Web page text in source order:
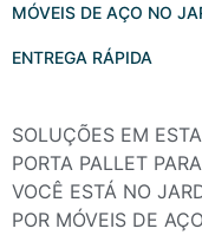
MÓVEIS DE AÇO NO
ENTREGA RÁPIDA
SOLUÇÕES EM
PORTA PALLET
VOCÊ ESTÁ NO
POR MÓVEIS DE